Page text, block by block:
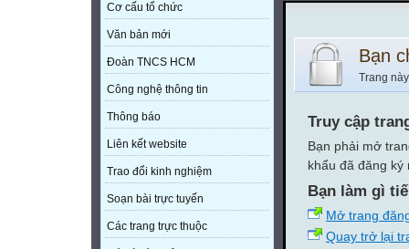
Cơ cấu tổ chức
Văn bản mới
Đoàn TNCS HCM
Công nghệ thông tin
Thông báo
Liên kết website
Trao đổi kinh nghiệm
Soạn bài trực tuyến
Các trang trực thuộc
Bạn
Trang
Truy cập
Bạn phải mở
khẩu đã đăng
Bạn làm gì
Mở trang
Quay trở lại